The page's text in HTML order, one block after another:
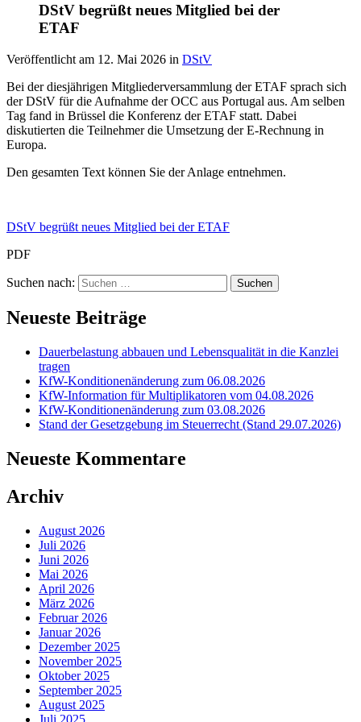
DStV begrüßt neues Mitglied bei der
ETAF
Veröffentlicht am 12. Mai 2026 in DStV
Bei der diesjährigen Mitgliederversammlung der ETAF sprach sich
der DStV für die Aufnahme der OCC aus Portugal aus. Am selben
Tag fand in Brüssel die Konferenz der ETAF statt. Dabei
diskutierten die Teilnehmer die Umsetzung der E-Rechnung in
Europa.
Den gesamten Text können Sie der Anlage entnehmen.
DStV begrüßt neues Mitglied bei der ETAF
PDF
Suchen nach:
Neueste Beiträge
Dauerbelastung abbauen und Lebensqualität in die Kanzlei
tragen
KfW-Konditionenänderung zum 06.08.2026
KfW-Information für Multiplikatoren vom 04.08.2026
KfW-Konditionenänderung zum 03.08.2026
Stand der Gesetzgebung im Steuerrecht (Stand 29.07.2026)
Neueste Kommentare
Archiv
August 2026
Juli 2026
Juni 2026
Mai 2026
April 2026
März 2026
Februar 2026
Januar 2026
Dezember 2025
November 2025
Oktober 2025
September 2025
August 2025
Juli 2025